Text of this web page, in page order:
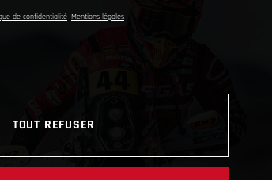
de confidentialité Mentions légales
TOUT REFUSER